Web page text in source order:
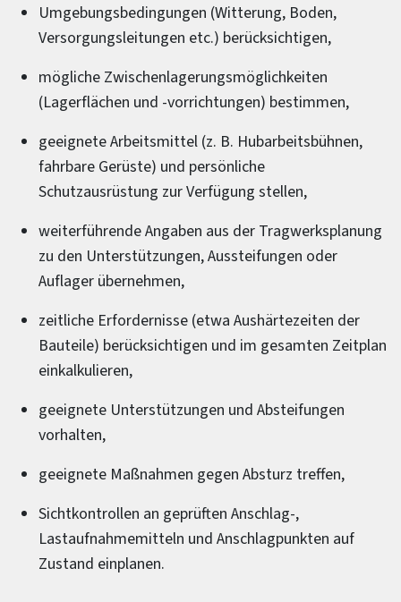
Umgebungsbedingungen (Witterung, Boden,
Versorgungsleitungen etc.) berücksichtigen,
mögliche Zwischenlagerungsmöglichkeiten
(Lagerflächen und -vorrichtungen) bestimmen,
geeignete Arbeitsmittel (z. B. Hubarbeitsbühnen,
fahrbare Gerüste) und persönliche
Schutzausrüstung zur Verfügung stellen,
weiterführende Angaben aus der Tragwerksplanung
zu den Unterstützungen, Aussteifungen oder
Auflager übernehmen,
zeitliche Erfordernisse (etwa Aushärtezeiten der
Bauteile) berücksichtigen und im gesamten Zeitplan
einkalkulieren,
geeignete Unterstützungen und Absteifungen
vorhalten,
geeignete Maßnahmen gegen Absturz treffen,
Sichtkontrollen an geprüften Anschlag-,
Lastaufnahmemitteln und Anschlagpunkten auf
Zustand einplanen.